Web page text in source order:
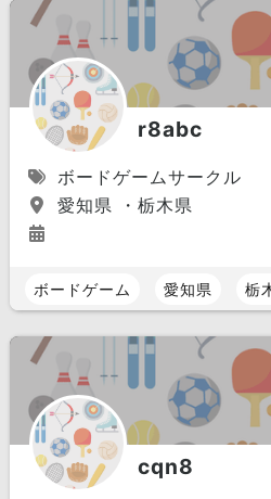
r8abc
ボードゲームサークル
愛知県 ・栃木県
ボードゲーム 愛知県 栃
cqn8